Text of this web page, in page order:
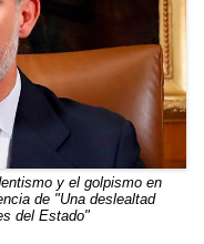
y el golpismo en
de "Una deslealtad
del Estado"